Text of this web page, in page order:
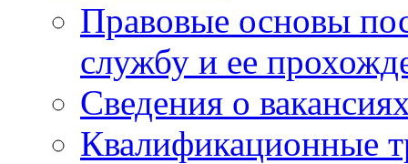
Правовые основы
службу и ее
Сведения о
Квалификационные